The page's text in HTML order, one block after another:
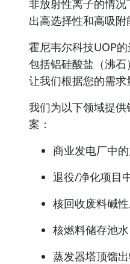
非放射性离子的情
出高选择性和高吸附
霍尼韦尔科技UOP
包括铝硅酸盐（沸
让我们根据您的需求
我们为以下领域提
案：
商业发电厂中
退役/净化项目
核回收废料碱
核燃料储存池水
蒸发器塔顶馏